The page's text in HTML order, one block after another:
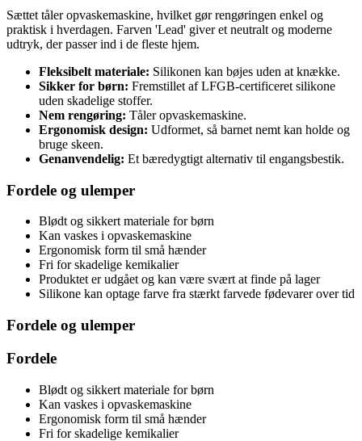
Sættet tåler opvaskemaskine, hvilket gør rengøringen enkel og
praktisk i hverdagen. Farven 'Lead' giver et neutralt og moderne
udtryk, der passer ind i de fleste hjem.
Fleksibelt materiale: Silikonen kan bøjes uden at knække.
Sikker for børn: Fremstillet af LFGB-certificeret silikone
uden skadelige stoffer.
Nem rengøring: Tåler opvaskemaskine.
Ergonomisk design: Udformet, så barnet nemt kan holde og
bruge skeen.
Genanvendelig: Et bæredygtigt alternativ til engangsbestik.
Fordele og ulemper
Blødt og sikkert materiale for børn
Kan vaskes i opvaskemaskine
Ergonomisk form til små hænder
Fri for skadelige kemikalier
Produktet er udgået og kan være svært at finde på lager
Silikone kan optage farve fra stærkt farvede fødevarer over tid
Fordele og ulemper
Fordele
Blødt og sikkert materiale for børn
Kan vaskes i opvaskemaskine
Ergonomisk form til små hænder
Fri for skadelige kemikalier